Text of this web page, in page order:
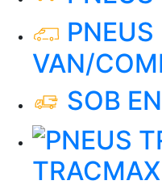
PNEUS
VAN/
SOB
TRACMAX